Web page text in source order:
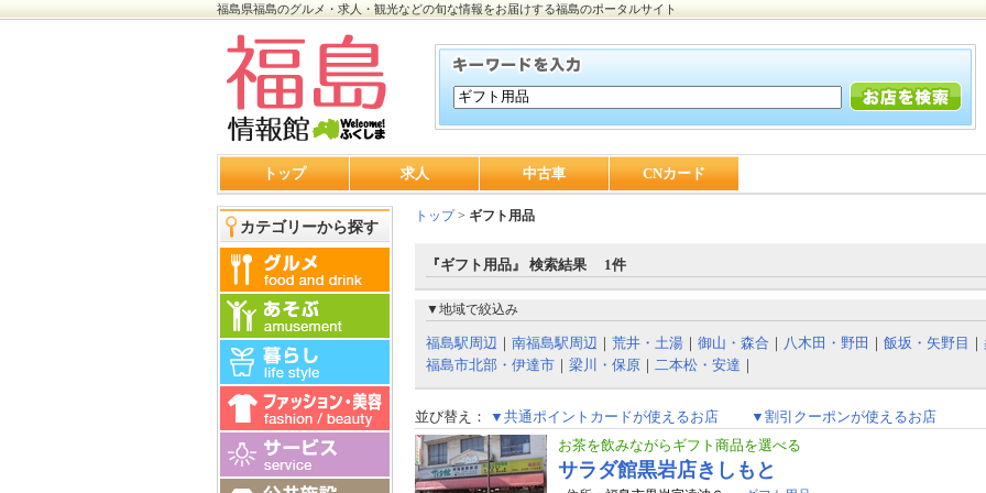
福島県福島のグルメ・求人・観光などの旬な情報をお届けする福島のポータルサイト
トップ 求人 中古車 CNカード
カテゴリーから探す
トップ> ギフト用品
『ギフト用品』 検索結果 1件
▼地域で絞込み
福島駅周辺 ｜ 南福島駅周辺 ｜ 荒井・土湯 ｜ 御山・森合 ｜ 八木田・野田 ｜ 飯坂・矢野目 ｜
福島市北部・伊達市 ｜ 梁川・保原 ｜ 二本松・安達 ｜
並び替え： ▼共通ポイントカードが使えるお店
▼割引クーポンが使えるお店
お茶を飲みながらギフト商品を選べる
サラダ館黒岩店きしもと